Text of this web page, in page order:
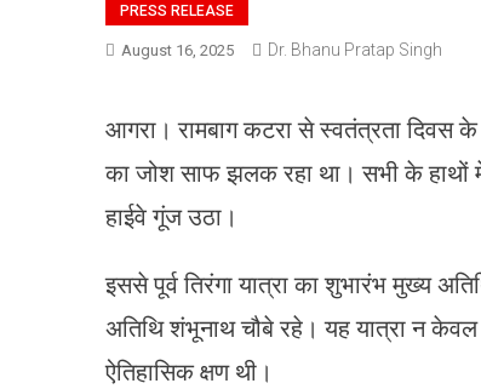
PRESS RELEASE
August 16, 2025 Dr. Bhanu Pratap Singh
आगरा। रामबाग कटरा से स्वतंत्रता दिवस
का जोश साफ झलक रहा था। सभी के हाथों
हाईवे गूंज उठा।
इससे पूर्व तिरंगा यात्रा का शुभारंभ मुख्य
अतिथि शंभूनाथ चौबे रहे। यह यात्रा न केवल
ऐतिहासिक क्षण थी।